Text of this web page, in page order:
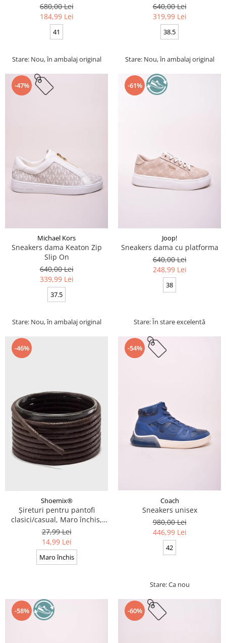
680,00 Lei
184,99 Lei
41
Stare: Nou, în ambalaj original
640,00 Lei
319,99 Lei
38.5
Stare: Nou, în ambalaj original
-47%
Michael Kors
Sneakers dama Keaton Zip
Slip On
640,00 Lei
339,99 Lei
37.5
Stare: Nou, în ambalaj original
-61%
Joop!
Sneakers dama cu platforma
640,00 Lei
248,99 Lei
38
Stare: În stare excelentă
-46%
Shoemix®
Șireturi pentru pantofi
clasici/casual, Maro închis,
Cerate, Calitate premium, 110
cm x 0.3 cm
27,99 Lei
14,99 Lei
Maro închis
-54%
Coach
Sneakers unisex
980,00 Lei
446,99 Lei
42
Stare: Ca nou
-58% -60%